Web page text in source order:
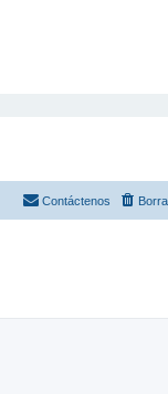
Contáctenos